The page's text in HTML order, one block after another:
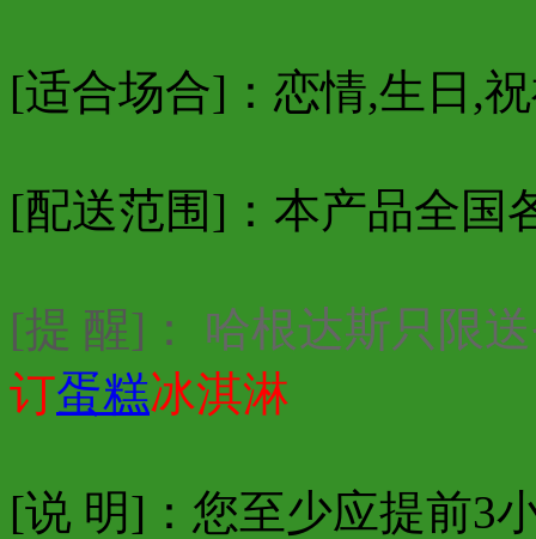
[适合场合]：恋情,生日,
[配送范围]：本产品全国
[提 醒]： 哈根达斯只限
订蛋糕冰淇淋
[说 明]：您至少应提前3